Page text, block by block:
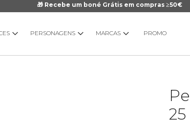
🎁 Recebe um boné Grátis em compras ≥50€
PERSONAGENS MARCAS PROMO
início